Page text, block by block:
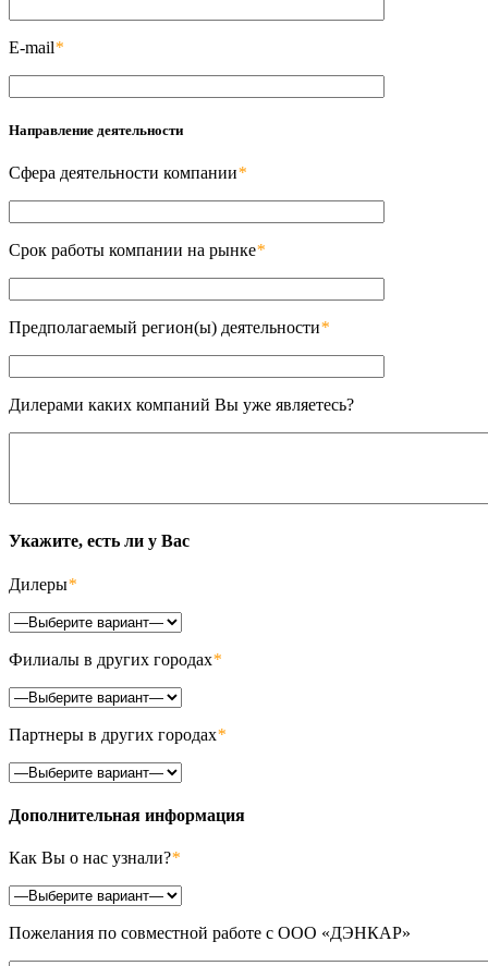
E-mail*
Направление деятельности
Сфера деятельности компании*
Срок работы компании на рынке*
Предполагаемый регион(ы) деятельности*
Дилерами каких компаний Вы уже являетесь?
Укажите, есть ли у Вас
Дилеры*
Филиалы в других городах*
Партнеры в других городах*
Дополнительная информация
Как Вы о нас узнали?*
Пожелания по совместной работе с ООО «ДЭНКАР»